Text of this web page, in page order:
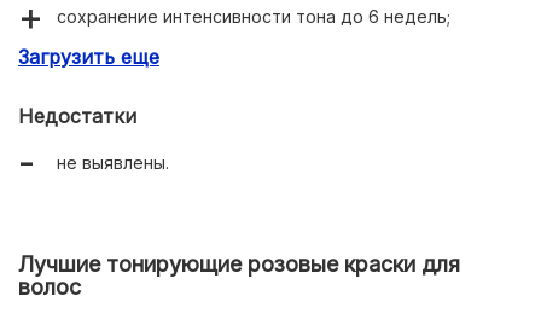
сохранение интенсивности тона до 6 недель;
активный питательный комплекс.
Загрузить еще
Недостатки
не выявлены.
Лучшие тонирующие розовые краски для
волос